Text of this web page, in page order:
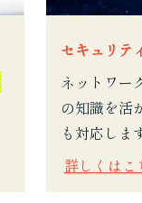
セキュリテ
ネットワー
の知識を活
も対応しま
詳しくはこ